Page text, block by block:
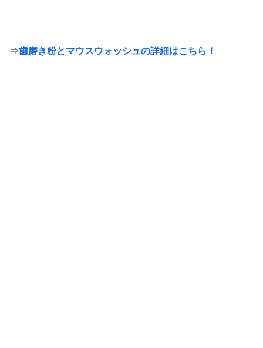
⇒歯磨き粉とマウスウォッシュの詳細はこちら！